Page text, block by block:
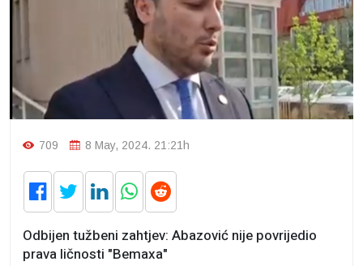
709 8 May, 2024. 21:21h
Odbijen tužbeni zahtjev: Abazović nije povrijedio
prava ličnosti "Bemaxa"